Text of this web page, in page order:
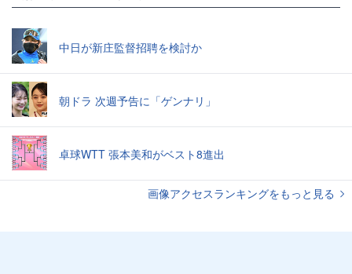
中日が新庄監督招聘を検討か
朝ドラ 次週予告に「ゲンナリ」
卓球WTT 張本美和がベスト8進出
画像アクセスランキングをもっと見る